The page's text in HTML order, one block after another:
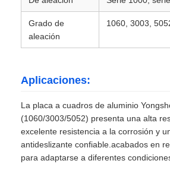
Grado de
aleación
1060, 3003,
Aplicaciones:
La placa a cuadros de aluminio
(1060/3003/5052) presenta una alta
excelente resistencia a la corrosión y
antideslizante confiable.acabados en
para adaptarse a diferentes